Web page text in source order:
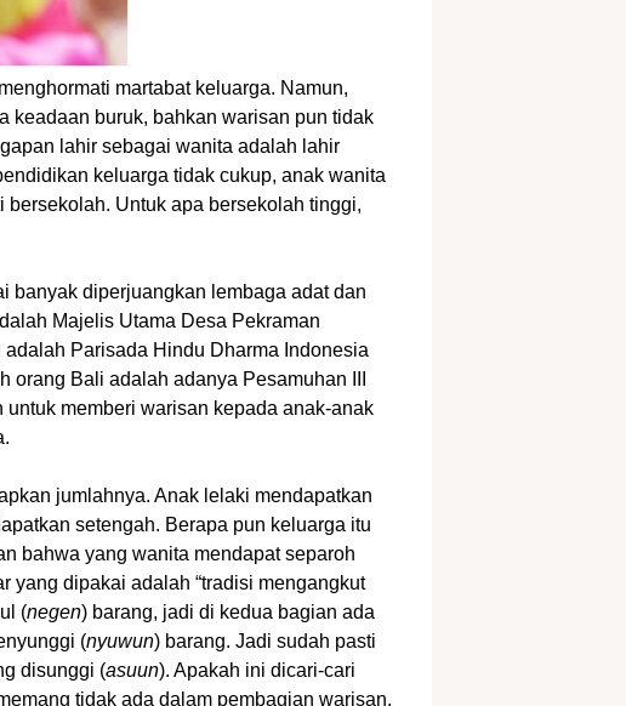
martabat keluarga. Namun,
keadaan buruk, bahkan warisan pun tidak
lahir sebagai wanita adalah lahir
keluarga tidak cukup, anak wanita
Untuk apa bersekolah tinggi,
banyak diperjuangkan lembaga adat dan
Majelis Utama Desa Pekraman
Parisada Hindu Dharma Indonesia
Bali adalah adanya Pesamuhan III
memberi warisan kepada anak-anak
jumlahnya. Anak lelaki mendapatkan
setengah. Berapa pun keluarga itu
bahwa yang wanita mendapat separoh
yang dipakai adalah “tradisi mengangkut
(negen) barang, jadi di kedua bagian ada
(nyuwun) barang. Jadi sudah pasti
disunggi (asuun). Apakah ini dicari-cari
tidak ada dalam pembagian warisan.